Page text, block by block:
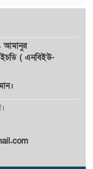
( এনবিইউ-